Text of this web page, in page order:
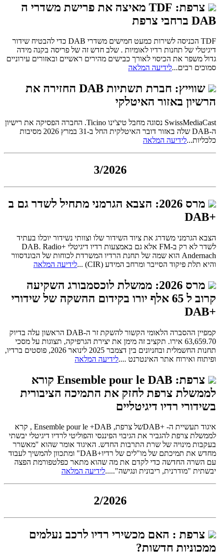
צרפת: TDF מאיצה את פרישת משדרי ה
DAB ברחבי צרפת
TDF הכניסה לשירות כמעט חמישים משדרי DAB כדי להבטיח שידור
דיגיטלי של תחנות רדיו לאומיות . שלב חדש זה של פריסה בקנה מידה
גדול משפר את הכיסוי לאורך כבישים מהירים ראשיים ובאזורים עירוניים
סמוכים רבים...לידיעה המלאה
שווייץ: חברת תשתיות DAB החזירה את
הרשיון באזור האיטלקי
SwissMediaCast נסוגה מחבל טיצ'ינו Ticino. החברה הפסיקה את רישיון
ה-DAB שלה באזור דובר האיטלקית החל ב-31 במרץ 2026 מסיבות
כלכליות...לידיעה המלאה
3/2026
מרס 2026: הצבא הגרמני מתחיל לשדר גם ב
+DAB
הצבא הגרמני משדרג את ציוד השידור שלו וצוותי נשידור יוכלו בעתיד
לשדר לא רק ב-FM אלא גם באמצעות רדיו דיגיטלי +DAB. Radio
Andernach הוא שמה של תחנת הרדיו המשרדת לכוחות של הבונדסוור
והיא תלת פיקוד הסייבר ומרחב המידע (CIR) ...
לידיעה המלאה
מרס 2026: ממשלת לוכסמבורג השקיעה
קרוב ל 65 אלף יורו בקידום ההשקה של שידורי
+DAB
קמפיין ההסברה הלאומי הקשור להשקת זר ה-DAB הראשון עלה בדיוק
63,659.70 אירו. תקציב זה מימן את יצירת הגרפיקה, תצוגות על מסכי
תחנות החשמלית ובחניונים בין דצמבר 2025 לינואר 2026, פוסטים ברדיו,
ופיתוח ואירוח אתר האינטרנט ....לידיעה המלאה
צרפת: Ensemble pour le DAB קורא
לממשלת צרפת לחזק את התמיכה הציבורית
בשידורי רדיו דיגיטליים
איגוד תעשיית ה- +DABשל צרפת, Ensemble pour le +DAB , קרא
לממשלת צרפת להגביר את הגיבוי הפיננסי והפוליטי לרדיו דיגיטלי יבשתי
בעקבות מינויה של שרת התרבות החדש. האיגוד אומר שהוא "מאשרר
מחדש את תמיכתם של מו"לים של רדיו+DAB" ומתכוון להמשיך לעבוד
עם השרה החדשה כדי לקדם את מה שהוא מתאר כפלטפורמת הפצה
יבשתית "מודרנית, ריבונית ונגישה".....לידיעה המלאה
2/2026
צרפת : האם מכשירי רדיו לרכב נעלמים
ממכוניות חדשות?